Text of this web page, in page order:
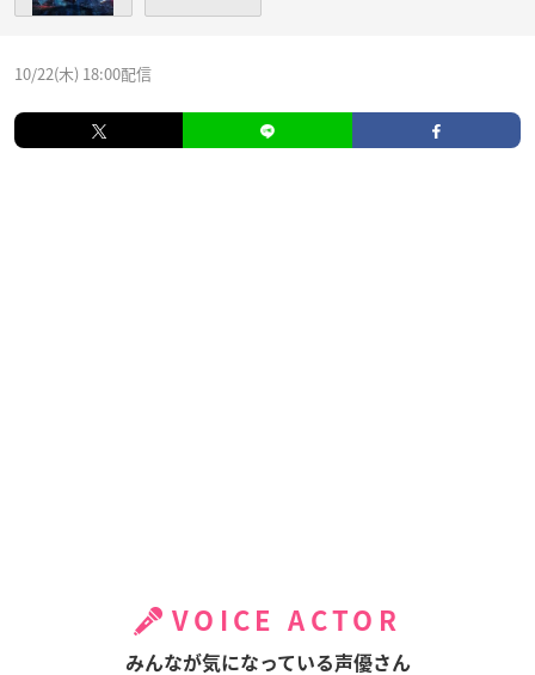
10/22(木) 18:00配信
VOICE ACTOR
みんなが気になっている声優さん